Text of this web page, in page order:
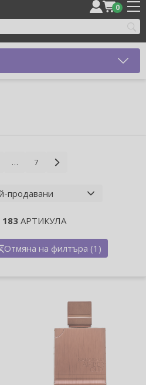
0
… 7
183 АРТИКУЛА
Отмяна на филтъра (1)